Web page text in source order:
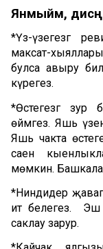
Янмыйм, дисәң
*Үз-үзегезгә
максат-
булса авыру
күрегез.
*Өстегезгә
өймәгез. Яшь
Яшь чакта
саен
мөмкин.
*Ниндидер
итә белегез. Эш
саклау зарур.